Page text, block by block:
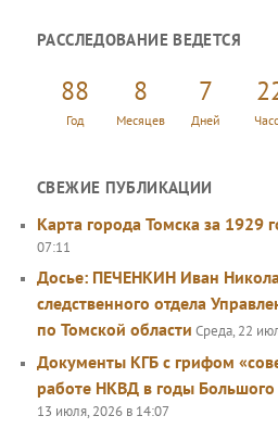
с
РАССЛЕДОВАНИЕ ВЕДЕТСЯ
88
Год
8
Месяцев
7
Дней
СВЕЖИЕ ПУБЛИКАЦИИ
Карта города Томска за 1929
07:11
Досье: ПЕЧЕНКИН Иван
следственного отдела
по Томской области Среда, 22
Документы КГБ с грифом
работе НКВД в годы Большого
13 июля, 2026 в 14:07